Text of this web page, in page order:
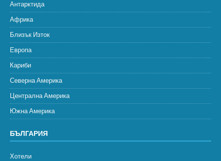
Антарктида
Африка
Близък Изток
Европа
Кариби
Северна Америка
Централна Америка
Южна Америка
БЪЛГАРИЯ
Хотели